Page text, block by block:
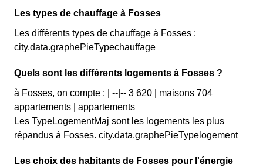
Les types de chauffage à Fosses
Les différents types de chauffage à Fosses :
city.data.graphePieTypechauffage
Quels sont les différents logements à Fosses ?
à Fosses, on compte : | --|-- 3 620 | maisons 704
appartements | appartements
Les TypeLogementMaj sont les logements les plus
répandus à Fosses. city.data.graphePieTypelogement
Les choix des habitants de Fosses pour l'énergie